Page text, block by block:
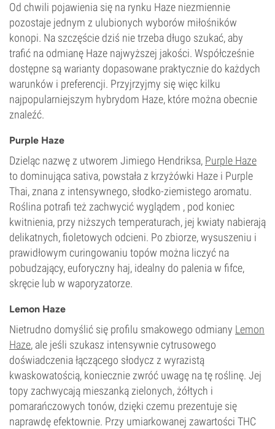
Od chwili pojawienia się na rynku Haze niezmiennie
pozostaje jednym z ulubionych wyborów miłośników
konopi. Na szczęście dziś nie trzeba długo szukać, aby
trafić na odmianę Haze najwyższej jakości. Współcześnie
dostępne są warianty dopasowane praktycznie do każdych
warunków i preferencji. Przyjrzyjmy się więc kilku
najpopularniejszym hybrydom Haze, które można obecnie
znaleźć.
Purple Haze
Dzieląc nazwę z utworem Jimiego Hendriksa, Purple Haze
to dominująca sativa, powstała z krzyżówki Haze i Purple
Thai, znana z intensywnego, słodko-ziemistego aromatu.
Roślina potrafi też zachwycić wyglądem , pod koniec
kwitnienia, przy niższych temperaturach, jej kwiaty nabierają
delikatnych, fioletowych odcieni. Po zbiorze, wysuszeniu i
prawidłowym curingowaniu topów można liczyć na
pobudzający, euforyczny haj, idealny do palenia w fifce,
skręcie lub w waporyzatorze.
Lemon Haze
Nietrudno domyślić się profilu smakowego odmiany Lemon
Haze, ale jeśli szukasz intensywnie cytrusowego
doświadczenia łączącego słodycz z wyrazistą
kwaskowatością, koniecznie zwróć uwagę na tę roślinę. Jej
topy zachwycają mieszanką zielonych, żółtych i
pomarańczowych tonów, dzięki czemu prezentuje się
naprawdę efektownie. Przy umiarkowanej zawartości THC